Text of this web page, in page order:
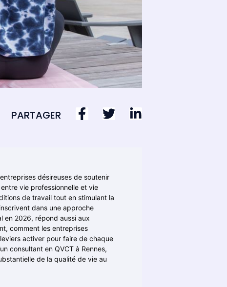
PARTAGER
désireuses de soutenir
vie professionnelle et vie
de travail tout en stimulant la
dans une approche
en 2026, répond aussi aux
comment les entreprises
activer pour faire de chaque
consultant en QVCT à Rennes,
de la qualité de vie au